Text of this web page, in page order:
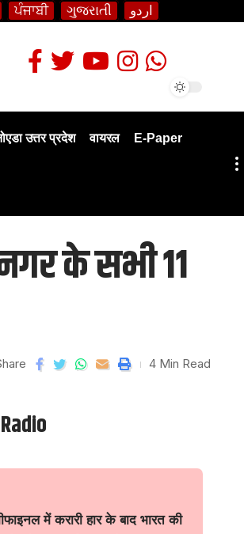
ਪੰਜਾਬੀ ગુજરાતી اردو
उत्तर प्रदेश वायरल E-Paper
के सभी 11
4 Min Read
में करारी हार के बाद भारत की